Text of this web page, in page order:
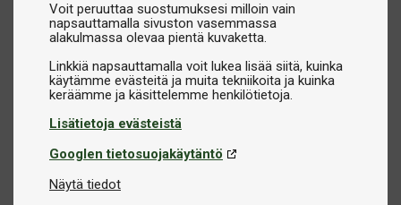
Voit peruuttaa suostumuksesi milloin vain
napsauttamalla sivuston vasemmassa
alakulmassa olevaa pientä kuvaketta.
Linkkiä napsauttamalla voit lukea lisää siitä, kuinka
käytämme evästeitä ja muita tekniikoita ja kuinka
Lisätietoja evästeistä
Googlen tietosuojakäytäntö
Näytä tiedot